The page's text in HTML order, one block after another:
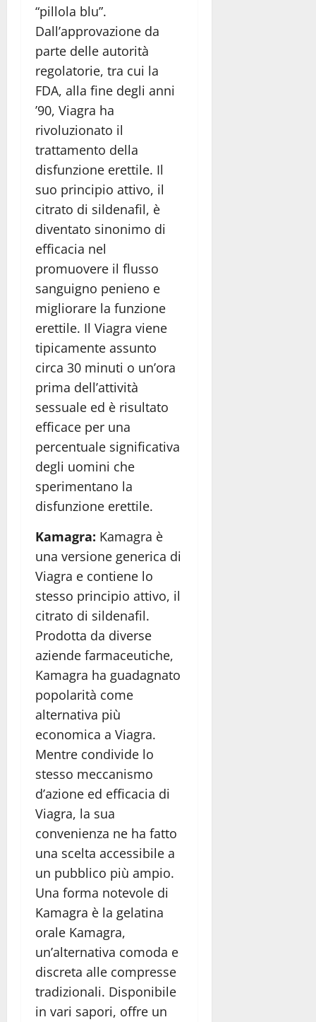
“pillola blu”.
Dall’approvazione da
parte delle autorità
regolatorie, tra cui la
FDA, alla fine degli anni
’90, Viagra ha
rivoluzionato il
trattamento della
disfunzione erettile. Il
suo principio attivo, il
citrato di sildenafil, è
diventato sinonimo di
efficacia nel
promuovere il flusso
sanguigno penieno e
migliorare la funzione
erettile. Il Viagra viene
tipicamente assunto
circa 30 minuti o un’ora
prima dell’attività
sessuale ed è risultato
efficace per una
percentuale significativa
degli uomini che
sperimentano la
disfunzione erettile.
Kamagra: Kamagra è
una versione generica di
Viagra e contiene lo
stesso principio attivo, il
citrato di sildenafil.
Prodotta da diverse
aziende farmaceutiche,
Kamagra ha guadagnato
popolarità come
alternativa più
economica a Viagra.
Mentre condivide lo
stesso meccanismo
d’azione ed efficacia di
Viagra, la sua
convenienza ne ha fatto
una scelta accessibile a
un pubblico più ampio.
Una forma notevole di
Kamagra è la gelatina
orale Kamagra,
un’alternativa comoda e
discreta alle compresse
tradizionali. Disponibile
in vari sapori, offre un